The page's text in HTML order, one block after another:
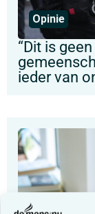
Opinie
“Dit is
ieder van